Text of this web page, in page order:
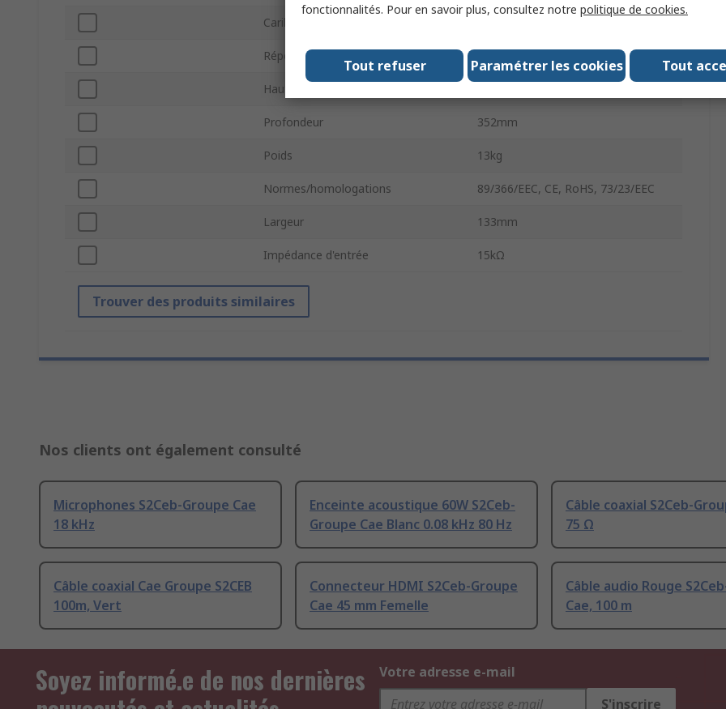
Carillon d'appel intégré
Réponse en fréquence minimum
Hauteur
Profondeur 352mm
Poids 13kg
Normes/homologations 89/366/EEC, CE, RoHS, 73/23/EEC
Largeur 133mm
Impédance d'entrée 15kΩ
Trouver des produits similaires
Nos clients ont également consulté
Microphones S2Ceb-Groupe Cae
18 kHz
Enceinte acoustique 60W S2Ceb-
Groupe Cae Blanc 0.08 kHz 80 Hz
Câble coaxial S2Ceb-
75 Ω
Câble coaxial Cae Groupe S2CEB
100m, Vert
Connecteur HDMI S2Ceb-Groupe
Cae 45 mm Femelle
Câble audio Rouge
Cae, 100 m
Soyez informé.e de nos dernières
Votre adresse e-mail
S'inscrire
fonctionnalités. Pour en savoir plus, consultez notre politique de cookies.
Tout
Paramétrer les cookies
Tout refuser